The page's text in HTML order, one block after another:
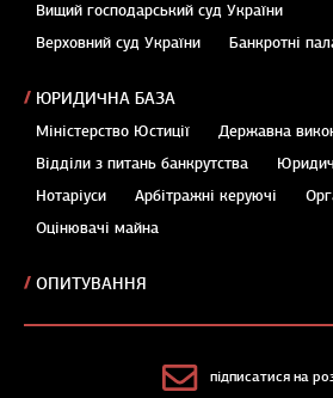
Вищий господарський суд України
Верховний суд України
Банкротні
ЮРИДИЧНА БАЗА
Міністерство Юстиції
Державна
Відділи з питань банкрутства
Нотаріуси
Арбітражні керуючі
Оцінювачі майна
ОПИТУВАННЯ
підписатися на